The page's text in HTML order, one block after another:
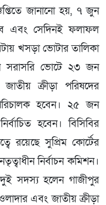
জানানো হয়, ৭ জুন
এবং সেদিনই ফলাফল
খসড়া ভোটার তালিকা
সরাসরি ভোটে ২৩ জন
জাতীয় ক্রীড়া পরিষদের
হবেন। ২৫ জন
হবেন। বিসিবির
রয়েছে সুপ্রিম কোর্টের
নির্বাচন কমিশন।
সদস্য হলেন গাজীপুর
এবং জাতীয় ক্রীড়া